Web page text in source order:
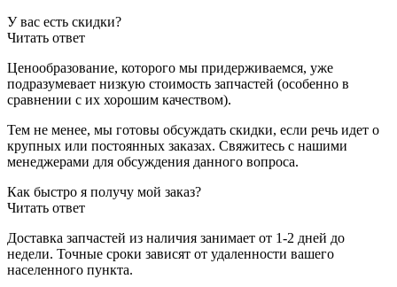
У вас есть скидки?
Читать ответ
Ценообразование, которого мы придерживаемся, уже
подразумевает низкую стоимость запчастей (особенно в
сравнении с их хорошим качеством).
Тем не менее, мы готовы обсуждать скидки, если речь идет о
крупных или постоянных заказах. Свяжитесь с нашими
менеджерами для обсуждения данного вопроса.
Как быстро я получу мой заказ?
Читать ответ
Доставка запчастей из наличия занимает от 1-2 дней до
недели. Точные сроки зависят от удаленности вашего
населенного пункта.